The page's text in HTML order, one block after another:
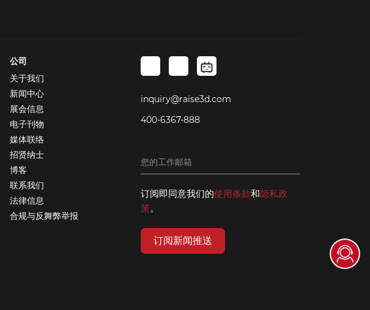
公司
关于我们
新闻中心
展会信息
电子刊物
媒体联络
招贤纳士
博客
联系我们
法律信息
合规与反舞弊举报
inquiry@raise3d.com
400-6367-888
订阅即同意我们的使用条款和隐私政
策。
订阅新闻推送